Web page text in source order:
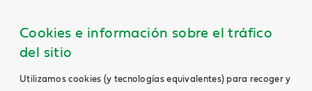
Cookies e información sobre el tráfico
del sitio
Utilizamos cookies (y tecnologías equivalentes) para recoger y